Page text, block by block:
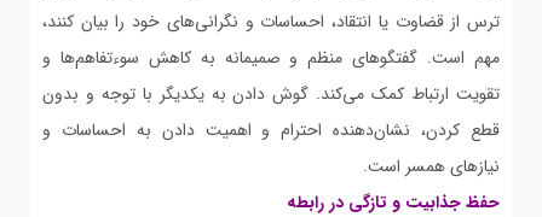
ترس از قضاوت یا انتقاد، احساسات و نگرانی‌های خود را بیان کنند،
مهم است. گفتگوهای منظم و صمیمانه به کاهش سوءتفاهم‌ها و
تقویت ارتباط کمک می‌کند. گوش دادن به یکدیگر با توجه و بدون
قطع کردن، نشان‌دهنده احترام و اهمیت دادن به احساسات و
نیازهای همسر است.
حفظ جذابیت و تازگی در رابطه